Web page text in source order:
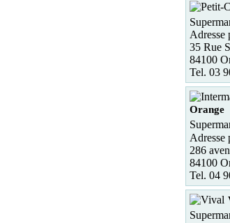
Adresse
35 Rue
84100
Tel. 03
Orange
Adresse
286
84100
Tel. 04